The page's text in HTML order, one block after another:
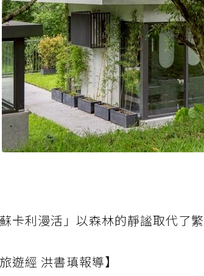
蘇卡利漫活」以森林的靜謐取代了
旅遊經 洪書瑱報導】